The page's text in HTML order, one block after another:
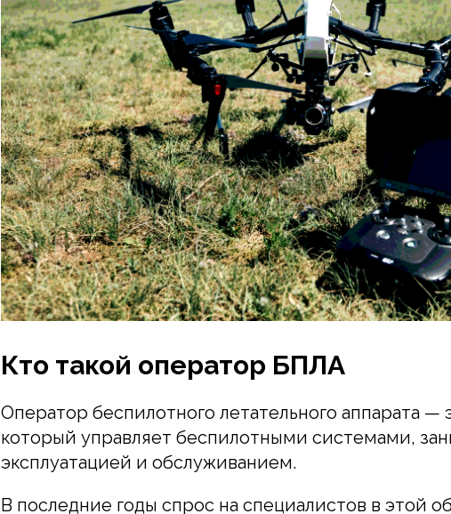
Кто такой оператор БПЛА
Оператор беспилотного летательного аппарата
который управляет беспилотными системами,
эксплуатацией и обслуживанием.
В последние годы спрос на специалистов в этой